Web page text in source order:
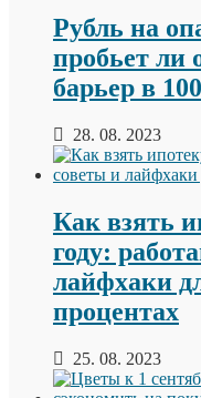
Рубль на
пробьет ли
барьер в
28. 08. 2023
Как взять
году:
лайфхаки
процентах
25. 08. 2023